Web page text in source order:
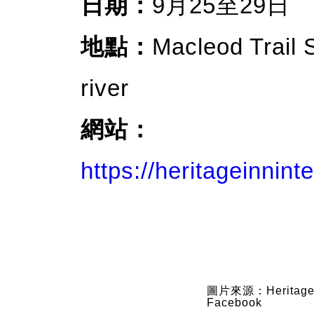
日期： 9月25至29日
地點： Macleod Trail
river
網站：
https://
圖片來源：
Facebook